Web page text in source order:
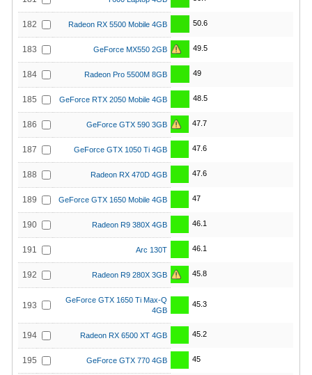
182 Radeon RX 5500 Mobile 4GB 50.6
183 GeForce MX550 2GB 49.5
184 Radeon Pro 5500M 8GB 49
185 GeForce RTX 2050 Mobile 4GB 48.5
186 GeForce GTX 590 3GB 47.7
187 GeForce GTX 1050 Ti 4GB 47.6
188 Radeon RX 470D 4GB 47.6
189 GeForce GTX 1650 Mobile 4GB 47
190 Radeon R9 380X 4GB 46.1
191 Arc 130T 46.1
192 Radeon R9 280X 3GB 45.8
193
GeForce GTX 1650 Ti Max-Q
4GB
45.3
194 Radeon RX 6500 XT 4GB 45.2
195 GeForce GTX 770 4GB 45